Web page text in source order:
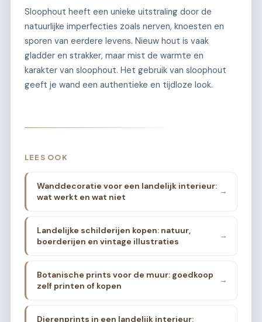
Sloophout heeft een unieke uitstraling door de
natuurlijke imperfecties zoals nerven, knoesten en
sporen van eerdere levens. Nieuw hout is vaak
gladder en strakker, maar mist de warmte en
karakter van sloophout. Het gebruik van sloophout
geeft je wand een authentieke en tijdloze look.
LEES OOK
Wanddecoratie voor een landelijk interieur:
wat werkt en wat niet
→
Landelijke schilderijen kopen: natuur,
boerderijen en vintage illustraties
→
Botanische prints voor de muur: goedkoop
zelf printen of kopen
→
Dierenprints in een landelijk interieur: